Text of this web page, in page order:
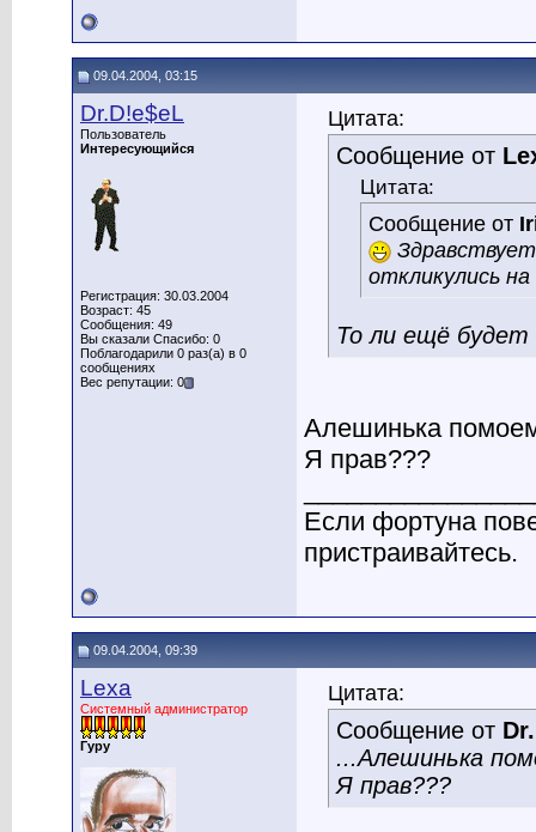
09.04.2004, 03:15
Dr.D!e$eL
Пользователь
Интересующийся
Регистрация: 30.03.2004
Возраст: 45
Сообщения: 49
Вы сказали Спасибо: 0
Поблагодарили 0 раз(а) в 0
сообщениях
Вес репутации: 0
Цитата:
Сообщение от
Цитата:
Сообщение от
откликулись
То ли ещё будет
Алешинька
Я прав???
Если фортуна
пристраивайтесь.
09.04.2004, 09:39
Lexa
Системный администратор
Гуру
Цитата:
Сообщение от
...Алешинька
Я прав???